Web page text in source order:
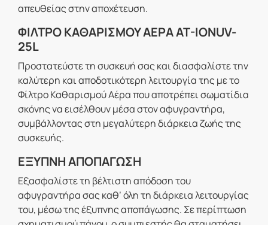
απευθείας στην αποχέτευση.
ΦΙΛΤΡΟ ΚΑΘΑΡΙΣΜΟΥ ΑΕΡΑ AT-IONUV-
25L
Προστατεύστε τη συσκευή σας και διασφαλίστε την
καλύτερη και αποδοτικότερη λειτουργία της με το
Φίλτρο Καθαρισμού Αέρα που αποτρέπει σωματίδια
σκόνης να εισέλθουν μέσα στον αφυγραντήρα,
συμβάλλοντας στη μεγαλύτερη διάρκεια ζωής της
συσκευής.
ΕΞΥΠΝΗ ΑΠΟΠΑΓΩΣΗ
Εξασφαλίστε τη βέλτιστη απόδοση του
αφυγραντήρα σας καθ’ όλη τη διάρκεια λειτουργίας
του, μέσω της έξυπνης αποπάγωσης. Σε περίπτωση